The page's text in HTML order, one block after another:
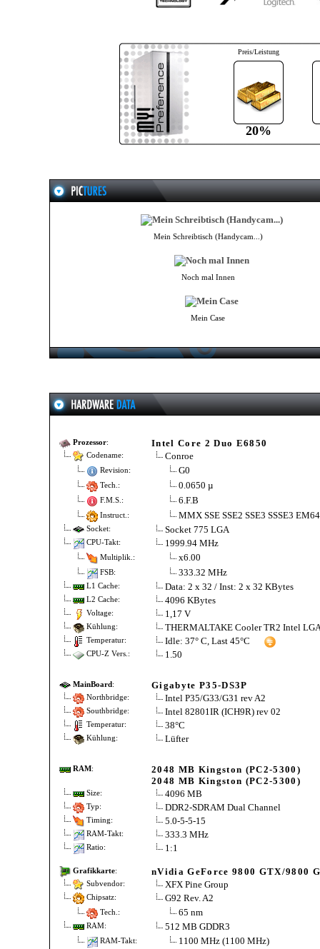
Preis/Leistung
20%
Mein Schreibtisch (Handycam...)
Noch mal Innen
Mein Case
Prozessor: Intel Core 2 Duo E6850
Codename: Conroe
Revision: G0
Tech.: 0.0650 µ
F.M.S.: 6.F.B
Instruct.: MMX SSE SSE2 SSE3 SSSE3
Socket: Socket 775 LGA
CPU-Takt: 1999.94 MHz
Multiplik.: x6.00
FSB: 333.32 MHz
L1 Cache: Data: 2 x 32 / Inst: 2 x 32 KBytes
L2 Cache: 4096 KBytes
Voltage: 1,17 V
Kühlung: THERMALTAKE Cooler TR2 Intel
Temperatur: Idle: 37° C, Last 45°C
CPU-Z Vers.: 1.50
MainBoard: Gigabyte P35-DS3P
Northbridge: Intel P35/G33/G31 rev A2
Southbridge: Intel 82801IR (ICH9R) rev 02
Temperatur: 38°C
Kühlung: Lüfter
RAM:
2048 MB Kingston (PC2-5300)
2048 MB Kingston (PC2-5300)
Size: 4096 MB
Typ: DDR2-SDRAM Dual Channel
Timing: 5.0-5-5-15
RAM-Takt: 333.3 MHz
Ratio: 1:1
Grafikkarte: nVidia GeForce 9800 GTX/9800
Subvendor: XFX Pine Group
Chipsatz: G92 Rev. A2
Tech.: 65 nm
RAM: 512 MB GDDR3
RAM-Takt: 1100 MHz (1100 MHz)